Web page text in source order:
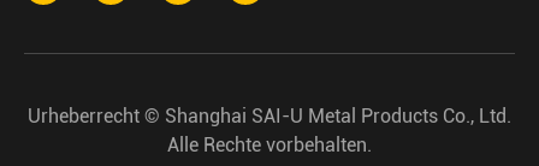
Urheberrecht © Shanghai SAI-U Metal Products Co., Ltd.
Alle Rechte vorbehalten.